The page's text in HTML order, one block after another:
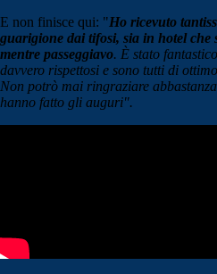
E non finisce qui: "Ho ricevuto
guarigione dai tifosi, sia in hotel che
mentre passeggiavo. È stato
davvero rispettosi e sono tutti di
Non potrò mai ringraziare
hanno fatto gli auguri".